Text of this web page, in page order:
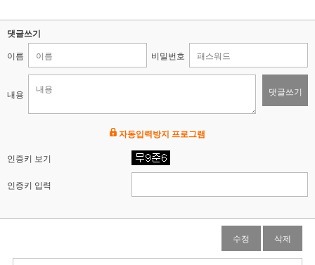
댓글쓰기
이름 비밀번호
내용 댓글쓰기
자동입력방지 프로그램
인증키 보기
인증키 입력
수정 삭제